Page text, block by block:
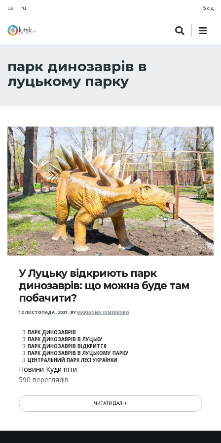
ua | ru Вхід
парк динозаврів в
луцькому парку
У Луцьку відкриють парк
динозаврів: що можна буде там
побачити?
12 ЛИСТОПАДА , 2021 ,BYMARIANNA SEMERENKO
ПАРК ДИНОЗАВРІВ
ПАРК ДИНОЗАВРІВ В ЛУЦЬКУ
ПАРК ДИНОЗАВРІВ ВІДКРИТТЯ
ПАРК ДИНОЗАВРІВ В ЛУЦЬКОМУ ПАРКУ
ЦЕНТРАЛЬНИЙ ПАРК ЛЕСІ УКРАЇНКИ
Новини Куди піти
590 переглядів
ЧИТАТИ ДАЛІ